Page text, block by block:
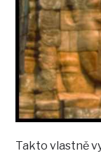
Takto vlastně